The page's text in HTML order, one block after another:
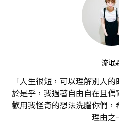
流氓
「人生很短，可以理解別人
於是乎，我過著自由自在且
歡用我怪奇的想法洗腦你們
理由之